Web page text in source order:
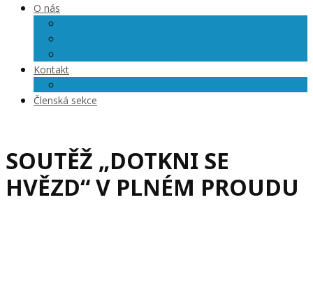
O nás
Kontakt
Členská sekce
SOUTĚŽ „DOTKNI SE
HVĚZD“ V PLNÉM PROUDU